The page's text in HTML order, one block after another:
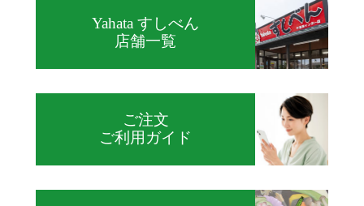
Yahata すしべん
店舗一覧
ご注文
ご利用ガイド